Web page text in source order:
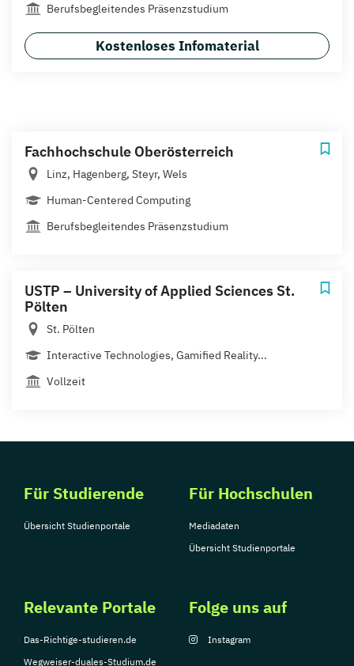
Berufsbegleitendes Präsenzstudium
Kostenloses Infomaterial
Fachhochschule Oberösterreich
Linz, Hagenberg, Steyr, Wels
Human-Centered Computing
Berufsbegleitendes Präsenzstudium
USTP – University of Applied Sciences St.
Pölten
St. Pölten
Interactive Technologies, Gamified Reality...
Vollzeit
Für Studierende
Übersicht Studienportale
Für Hochschulen
Mediadaten
Übersicht Studienportale
Relevante Portale
Das-Richtige-studieren.de
Wegweiser-duales-Studium.de
Folge uns auf
Instagram